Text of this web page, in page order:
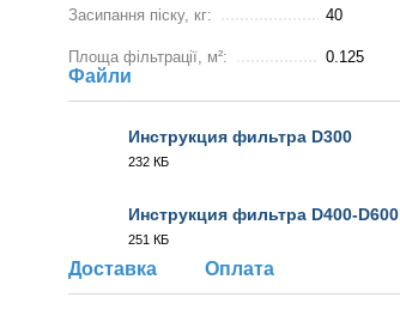
Засипання піску, кг: 40
Площа фільтрації, м²: 0.125
Файли
Инструкция фильтра D300
232 КБ
Инструкция фильтра D400-D600
251 КБ
Доставка Оплата